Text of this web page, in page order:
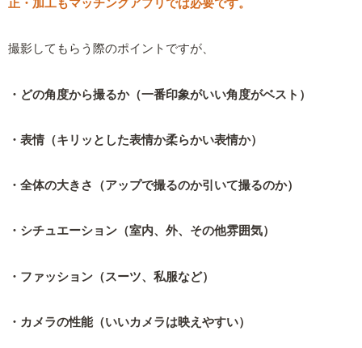
正・加工もマッチングアプリでは必要です。
撮影してもらう際のポイントですが、
・どの角度から撮るか（一番印象がいい角度がベスト）
・表情（キリッとした表情か柔らかい表情か）
・全体の大きさ（アップで撮るのか引いて撮るのか）
・シチュエーション（室内、外、その他雰囲気）
・ファッション（スーツ、私服など）
・カメラの性能（いいカメラは映えやすい）